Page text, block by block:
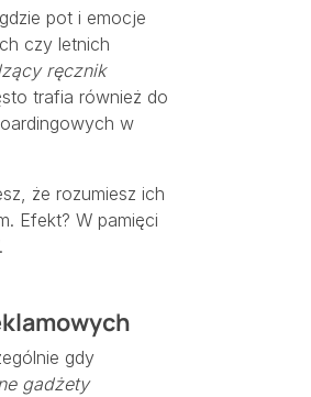
pot i emocje
czy letnich
ręcznik
trafia również do
w
że rozumiesz ich
Efekt? W pamięci
gdy
gadżety